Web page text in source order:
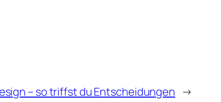
– so triffst du Entscheidungen →